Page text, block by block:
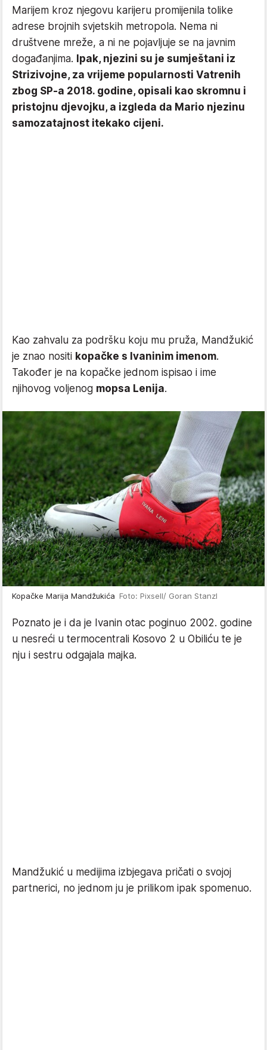
Marijem kroz njegovu karijeru promijenila tolike
adrese brojnih svjetskih metropola. Nema ni
društvene mreže, a ni ne pojavljuje se na javnim
događanjima. Ipak, njezini su je sumještani iz
Strizivojne, za vrijeme popularnosti Vatrenih
zbog SP-a 2018. godine, opisali kao skromnu i
pristojnu djevojku, a izgleda da Mario njezinu
samozatajnost itekako cijeni.
Kao zahvalu za podršku koju mu pruža, Mandžukić
je znao nositi kopačke s Ivaninim imenom.
Također je na kopačke jednom ispisao i ime
njihovog voljenog mopsa Lenija.
Kopačke Marija Mandžukića Foto: Pixsell/ Goran Stanzl
Poznato je i da je Ivanin otac poginuo 2002. godine
u nesreći u termocentrali Kosovo 2 u Obiliću te je
nju i sestru odgajala majka.
Mandžukić u medijima izbjegava pričati o svojoj
partnerici, no jednom ju je prilikom ipak spomenuo.